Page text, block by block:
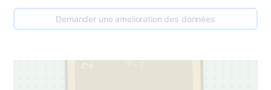
Demander une amélioration des données
2 ? - ?